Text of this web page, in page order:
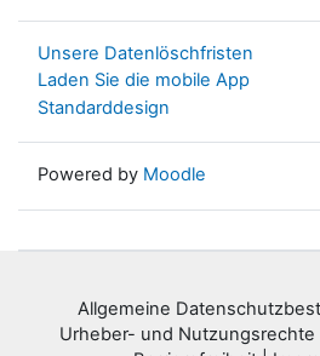
Unsere Datenlöschfristen
Laden Sie die mobile App
Standarddesign
Powered by Moodle
Allgemeine
Urheber- und Nutzungsrechte